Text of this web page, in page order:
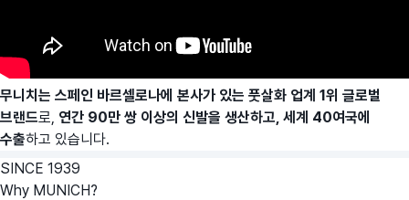
무니치는 스페인 바르셀로나에 본사가 있는 풋살화 업계 1위 글로벌
브랜드로, 연간 90만 쌍 이상의 신발을 생산하고, 세계 40여국에
수출하고 있습니다.
SINCE 1939
Why MUNICH?